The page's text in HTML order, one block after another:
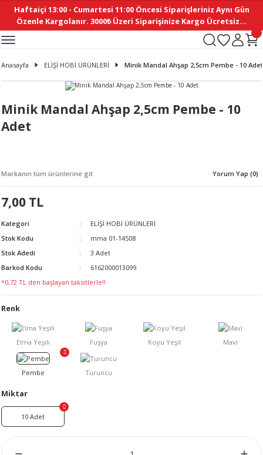
Haftaiçi 13:00 - Cumartesi 11:00 Öncesi Siparişleriniz Aynı Gün
Özenle Kargolanır. 3000₺ Üzeri Siparişinize Kargo Ücretsiz...
Geri Dön
Geri Dön
Geri Dön
KENDİR İPİ
Geri Dön
Geri Dön
Geri Dön
Geri Dön
Geri Dön
Geri Dön
Geri Dön
Geri Dön
Geri Dön
Geri Dön
Geri Dön
Geri Dön
AKSESUAR
Geri Dön
DERGİ
Geri Dön
Geri Dön
Geri Dön
Geri Dön
Geri Dön
Anasayfa ELİŞİ HOBİ ÜRÜNLERİ Minik Mandal Ahşap 2,5cm Pembe - 10 Adet
Minik Mandal Ahşap 2,5cm Pembe - 10
Adet
Markanın tüm ürünlerine git Yorum Yap (0)
7,00 TL
Kategori
ELİŞİ HOBİ ÜRÜNLERİ
Stok Kodu
mma 01-14508
Stok Adedi
3 Adet
Barkod Kodu
6162000013099
*0,72 TL den başlayan taksitlerle!!
Renk
Miktar
10 Adet